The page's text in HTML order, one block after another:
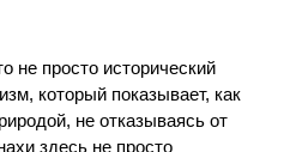
просто исторический
который показывает, как
не отказываясь от
здесь не просто